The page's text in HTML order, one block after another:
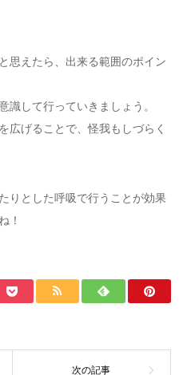
思えたら、出来る範囲のポイン
識して行っていきましょう。
広げることで、怪我もしづらく
りとした呼吸で行うことが効果
！